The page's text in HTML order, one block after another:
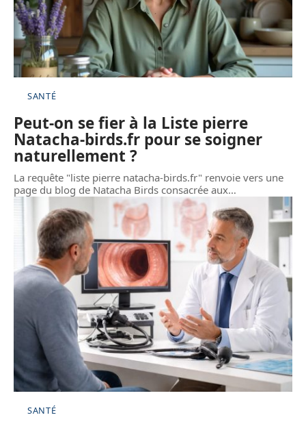
SANTÉ
Peut-on se fier à la Liste pierre
Natacha-birds.fr pour se soigner
naturellement ?
La requête "liste pierre natacha-birds.fr" renvoie vers une
page du blog de Natacha Birds consacrée aux…
SANTÉ